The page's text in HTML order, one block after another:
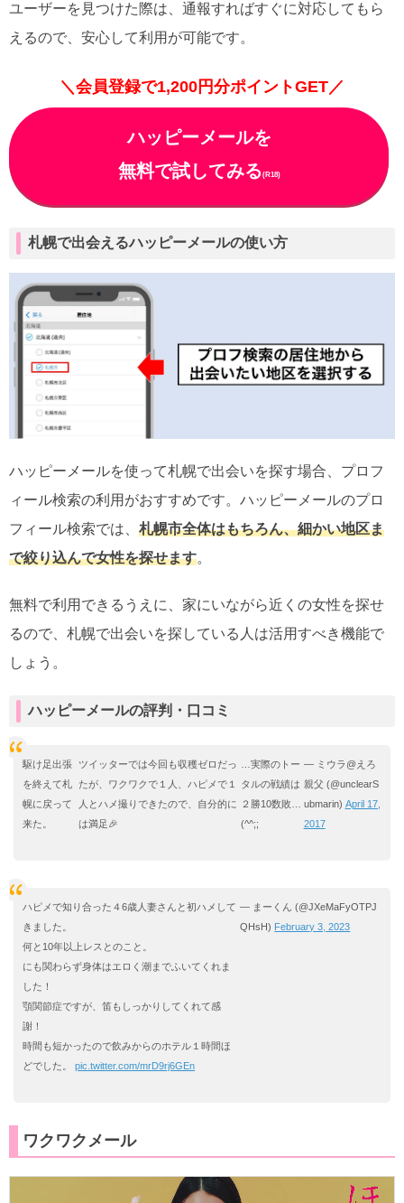
ユーザーを見つけた際は、通報すればすぐに対応してもら
えるので、安心して利用が可能です。
＼会員登録で1,200円分ポイントGET／
ハッピーメールを
無料で試してみる(R18)
札幌で出会えるハッピーメールの使い方
ハッピーメールを使って札幌で出会いを探す場合、プロフ
ィール検索の利用がおすすめです。ハッピーメールのプロ
フィール検索では、 札幌市全体はもちろん、細かい地区ま
で絞り込んで女性を探せます。
無料で利用できるうえに、家にいながら近くの女性を探せ
るので、札幌で出会いを探している人は活用すべき機能で
しょう。
ハッピーメールの評判・口コミ
駆け足出張
を終えて札
幌に戻って
来た。
ツイッターでは今回も収穫ゼロだっ
たが、ワクワクで１人、ハピメで１
人とハメ撮りできたので、自分的に
は満足🎉
…実際のトー
タルの戦績は
２勝10数敗…
(^^;;
— ミウラ@えろ
親父 (@unclearS
ubmarin) April 17,
2017
ハピメで知り合った４6歳人妻さんと初ハメして
きました。
何と10年以上レスとのこと。
にも関わらず身体はエロく潮までふいてくれま
した！
顎関節症ですが、笛もしっかりしてくれて感
謝！
時間も短かったので飲みからのホテル１時間ほ
どでした。 pic.twitter.com/mrD9rj6GEn
— まーくん (@JXeMaFyOTPJ
QHsH) February 3, 2023
ワクワクメール